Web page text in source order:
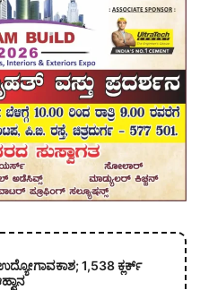
1,538 ಕ್ಲರ್ಕ್